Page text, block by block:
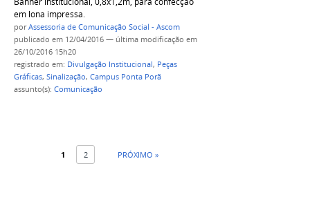
em lona impressa.
porAssessoria de Comunicação Social - Ascom
publicado em 12/04/2016 — última modificação em
26/10/2016 15h20
registrado em: Divulgação Institucional, Peças
Gráficas, Sinalização, Campus Ponta Porã
assunto(s): Comunicação
1 2 PRÓXIMO »